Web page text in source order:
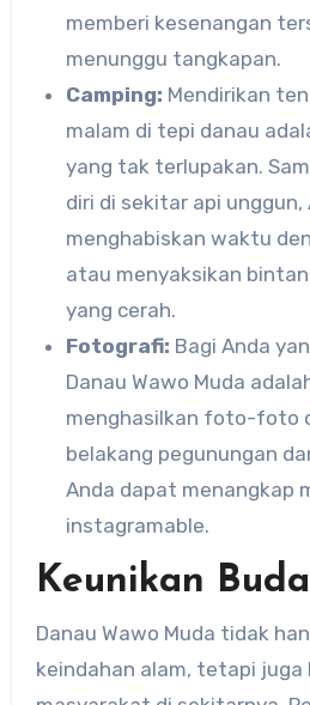
memberi kesenangan
menunggu tangkapan.
Camping: Mendirikan
malam di tepi danau
yang tak terlupakan.
diri di sekitar api unggun,
menghabiskan waktu
atau menyaksikan
yang cerah.
Fotografi: Bagi Anda
Danau Wawo Muda
menghasilkan foto-foto
belakang pegunungan
Anda dapat menangkap
instagramable.
Keunikan
Danau Wawo Muda tidak
keindahan alam, tetapi juga